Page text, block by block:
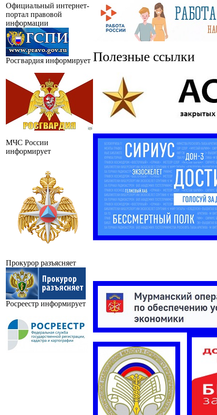
Официальный интернет-
портал правовой
информации
Росгвардия информирует
МЧС России
информирует
Прокурор разъясняет
Росреестр информирует
Полезные ссылки